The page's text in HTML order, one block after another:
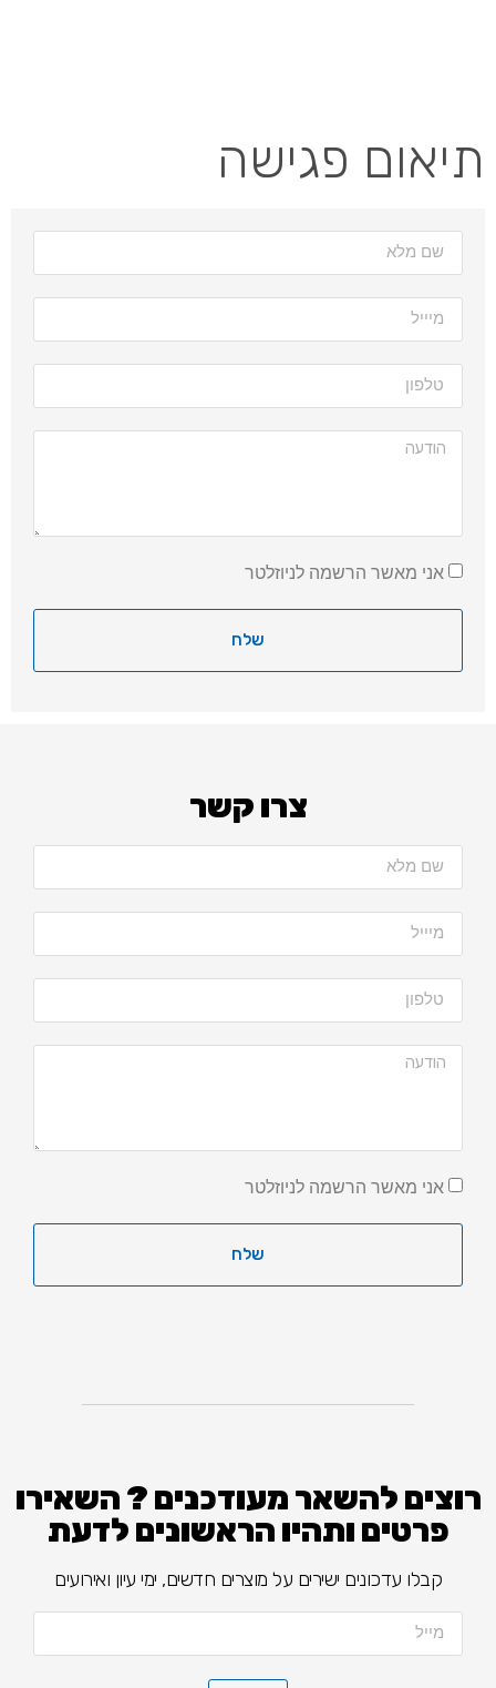
תיאום פגישה
אני מאשר הרשמה לניוזלטר
שלח
צרו קשר
אני מאשר הרשמה לניוזלטר
שלח
רוצים להשאר מעודכנים ? השאירו
פרטים ותהיו הראשונים לדעת
קבלו עדכונים ישירים על מוצרים חדשים, ימי עיון ואירועים